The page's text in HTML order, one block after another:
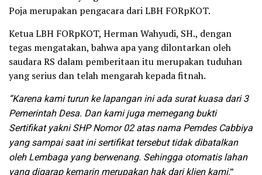
Poja merupakan pengacara dari LBH FORpKOT.
Ketua LBH FORpKOT, Herman Wahyudi, SH., dengan
tegas mengatakan, bahwa apa yang dilontarkan oleh
saudara RS dalam pemberitaan itu merupakan tuduhan
yang serius dan telah mengarah kepada fitnah.
“Karena kami turun ke lapangan ini ada surat kuasa dari 3
Pemerintah Desa. Dan kami juga memegang bukti
Sertifikat yakni SHP Nomor 02 atas nama Pemdes Cabbiya
yang sampai saat ini sertifikat tersebut tidak dibatalkan
oleh Lembaga yang berwenang. Sehingga otomatis lahan
yang digarap kemarin merupakan hak dari klien kami,”